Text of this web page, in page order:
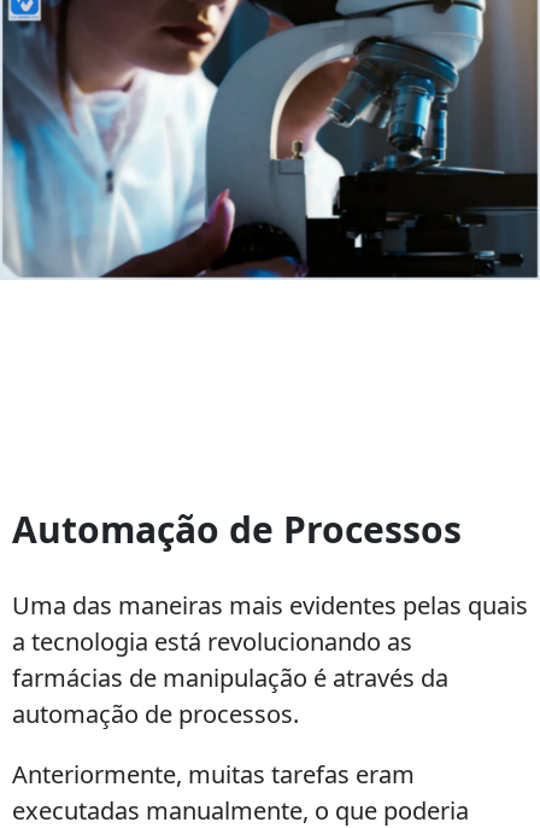
Tecnologia
Revolucionando
Setor
de
Farmácias
Manipulação?
Automação de Processos
Uma das maneiras mais evidentes pelas quais
a tecnologia está revolucionando as
farmácias de manipulação é através da
automação de processos.
Anteriormente, muitas tarefas eram
executadas manualmente, o que poderia